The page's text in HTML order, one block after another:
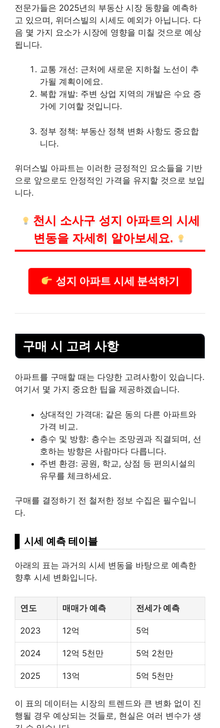
전문가들은 2025년의 부동산 시장 동향을 예측하
고 있으며, 위더스빌의 시세도 예외가 아닙니다. 다
음 몇 가지 요소가 시장에 영향을 미칠 것으로 예상
됩니다.
교통 개선: 근처에 새로운 지하철 노선이 추
가될 계획이에요.
복합 개발: 주변 상업 지역의 개발은 수요 증
가에 기여할 것입니다.
정부 정책: 부동산 정책 변화 사항도 중요합
니다.
위더스빌 아파트는 이러한 긍정적인 요소들을 기반
으로 앞으로도 안정적인 가격을 유지할 것으로 보입
니다.
천시 소사구 성지 아파트의 시세
변동을 자세히 알아보세요.
성지 아파트 시세 분석하기
구매 시 고려 사항
아파트를 구매할 때는 다양한 고려사항이 있습니다.
여기서 몇 가지 중요한 팁을 제공하겠습니다.
상대적인 가격대: 같은 동의 다른 아파트와
가격 비교.
층수 및 방향: 층수는 조망권과 직결되며, 선
호하는 방향은 사람마다 다릅니다.
주변 환경: 공원, 학교, 상점 등 편의시설의
유무를 체크하세요.
구매를 결정하기 전 철저한 정보 수집은 필수입니
다.
시세 예측 테이블
아래의 표는 과거의 시세 변동을 바탕으로 예측한
향후 시세 변화입니다.
연도 매매가 예측 전세가 예측
2023 12억 5억
2024 12억 5천만 5억 2천만
2025 13억 5억 5천만
이 표의 데이터는 시장의 트렌드와 큰 변화 없이 진
행될 경우 예상되는 것들로, 현실은 여러 변수가 생